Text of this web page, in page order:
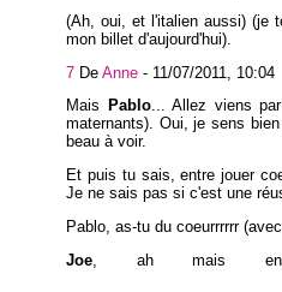
(Ah, oui, et l'italien aussi) (je
mon billet d'aujourd'hui).
7 De Anne - 11/07/2011, 10:04
Mais
Pablo... Allez viens
maternants). Oui, je sens
beau à voir.
Et puis tu sais, entre jouer
Je ne sais pas si c'est une
Pablo, as-tu du coeurrrrrr
Joe , ah mais